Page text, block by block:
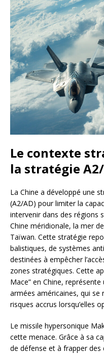
Le contexte
la stratégie
La Chine a développé une
(A2/AD) pour limiter la
intervenir dans des régions
Chine méridionale, la mer
Taïwan. Cette stratégie
balistiques, de systèmes
destinées à empêcher
zones stratégiques. Cette
Mace” en Chine,
armées américaines, qui
risques accrus lorsqu’elles
Le missile hypersonique
cette menace. Grâce à sa
de défense et à frapper